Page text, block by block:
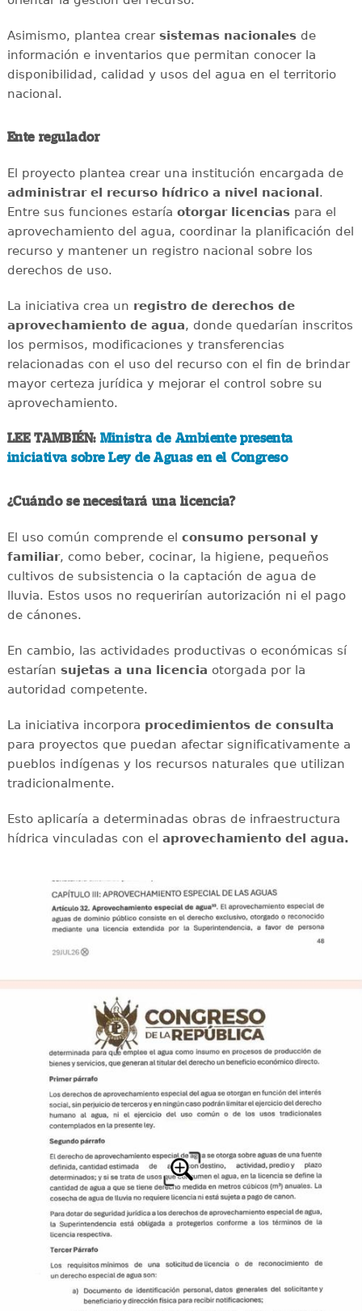
Asimismo, plantea crear sistemas nacionalesde
información e inventarios que permitan conocer la
disponibilidad, calidad y usos del agua en el territorio
nacional.
Ente regulador
El proyecto plantea crear una institución encargada de
administrar el recurso hídrico a nivel nacional.
Entre sus funciones estaría otorgar licenciaspara el
aprovechamiento del agua, coordinar la planificación del
recurso y mantener un registro nacional sobre los
derechos de uso.
La iniciativa crea un registro de derechos de
aprovechamiento de agua, donde quedarían inscritos
los permisos, modificaciones y transferencias
relacionadas con el uso del recurso con el fin de brindar
mayor certeza jurídica y mejorar el control sobre su
aprovechamiento.
LEE TAMBIÉN: Ministra de Ambiente presenta
iniciativa sobre Ley de Aguas en el Congreso
¿Cuándo se necesitará una licencia?
El uso común comprende el consumo personal y
familiar, como beber, cocinar, la higiene, pequeños
cultivos de subsistencia o la captación de agua de
lluvia. Estos usos no requerirían autorización ni el pago
de cánones.
En cambio, las actividades productivas o económicas sí
estarían sujetas a una licencia otorgada por la
autoridad competente.
La iniciativa incorpora procedimientos de consulta
para proyectos que puedan afectar significativamente a
pueblos indígenas y los recursos naturales que utilizan
tradicionalmente.
Esto aplicaría a determinadas obras de infraestructura
hídrica vinculadas con el aprovechamiento del agua.